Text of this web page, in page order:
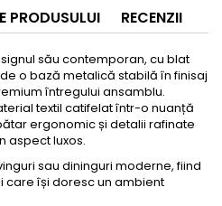
PRODUSULUI RECENZII
său contemporan, cu blat
o bază metalică stabilă în finisaj
întregului ansamblu.
textil catifelat într-o nuanță
ergonomic și detalii rafinate
aspect luxos.
sau dininguri moderne, fiind
își doresc un ambient